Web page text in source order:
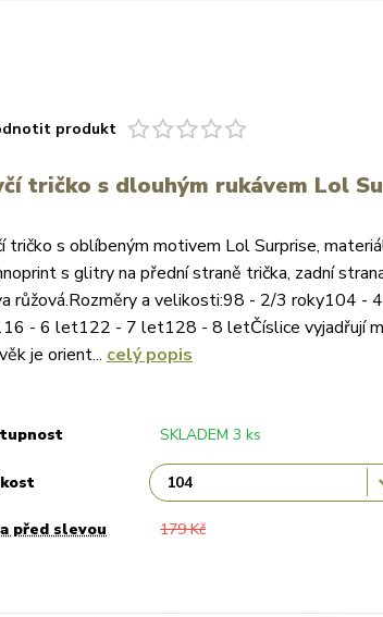
produkt
tričko s dlouhým rukávem Lol
tričko s oblíbeným motivem Lol Surprise,
s glitry na přední straně trička, zadní
růžová.Rozměry a velikosti:98 - 2/3 roky104 -
- 6 let122 - 7 let128 - 8 letČíslice vyjadřují
je orient... celý popis
SKLADEM 3 ks
před slevou 179 Kč